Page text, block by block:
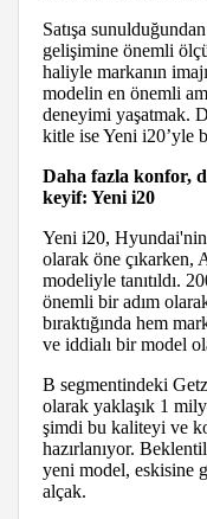
Satışa
gelişimine önemli
haliyle markanın
modelin en önemli
deneyimi yaşatmak.
kitle ise Yeni i20’yle
Daha fazla konfor,
keyif: Yeni i20
Yeni i20,
olarak öne çıkarken,
modeliyle tanıtıldı.
önemli bir adım
bıraktığında hem
ve iddialı bir model
B segmentindeki
olarak yaklaşık 1
şimdi bu kaliteyi ve
hazırlanıyor.
yeni model, eskisine
alçak.